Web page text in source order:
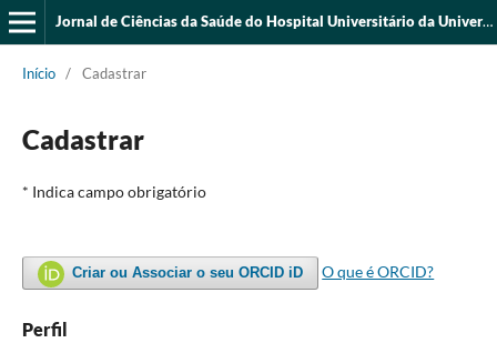
Jornal de Ciências da Saúde do Hospital Universitário da Universidade Federal do Piauí
Início / Cadastrar
Cadastrar
* Indica campo obrigatório
Criar ou Associar o seu ORCID iD O que é ORCID?
Perfil